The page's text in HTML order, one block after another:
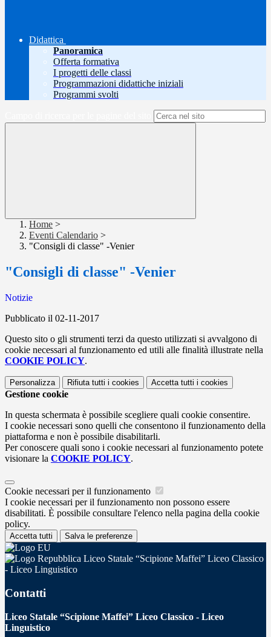
Didattica
Panoramica
Offerta formativa
I progetti delle classi
Programmazioni didattiche iniziali
Programmi svolti
Home >
Eventi Calendario >
"Consigli di classe" -Venier
"Consigli di classe" -Venier
Notizie
Pubblicato il 02-11-2017
Questo sito o gli strumenti terzi da questo utilizzati si avvalgono di
cookie necessari al funzionamento ed utili alle finalità illustrate nella
COOKIE POLICY.
Personalizza Rifiuta tutti i cookies Accetta tutti i cookies
Gestione cookie
In questa schermata è possibile scegliere quali cookie consentire.
I cookie necessari sono quelli che consentono il funzionamento della
piattaforma e non è possibile disabilitarli.
Per conoscere quali sono i cookie necessari al funzionamento potete
visionare la COOKIE POLICY.
Cookie necessari per il funzionamento
I cookie necessari per il funzionamento non possono essere
disabilitati. È possibile consultare l'elenco nella pagina della cookie
policy.
Accetta tutti Salva le preferenze
Liceo Statale “Scipione Maffei” Liceo Classico
- Liceo Linguistico
Contatti
Liceo Statale “Scipione Maffei” Liceo Classico - Liceo
Linguistico